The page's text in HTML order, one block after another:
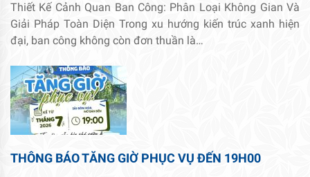
Thiết Kế Cảnh Quan Ban Công: Phân Loại Không Gian Và
Giải Pháp Toàn Diện Trong xu hướng kiến trúc xanh hiện
đại, ban công không còn đơn thuần là…
THÔNG BÁO TĂNG GIỜ PHỤC VỤ ĐẾN 19H00